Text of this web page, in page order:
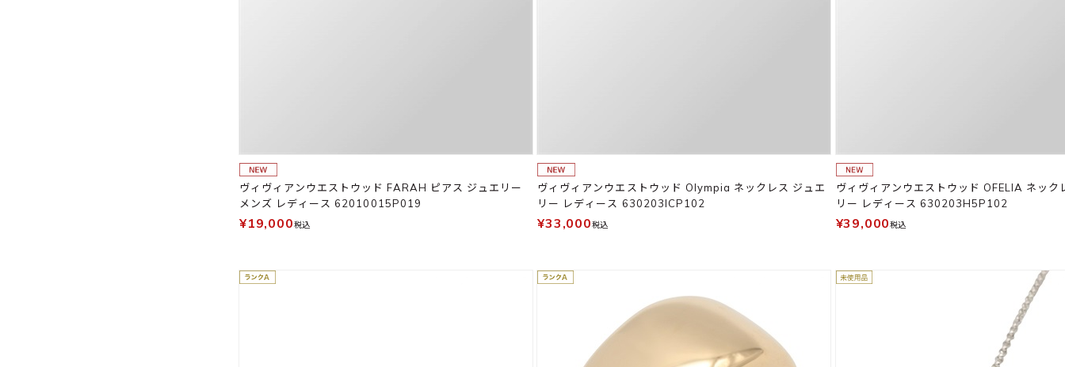
ヴィヴィアンウエストウッド FARAH ピアス ジュエリー
メンズ レディース 62010015P019
¥19,000税込
ヴィヴィアンウエストウッド Olympia ネックレス ジュエ
リー レディース 630203ICP102
¥33,000税込
ヴィヴィアンウエストウッド OFELIA ネック
リー レディース 630203H5P102
¥39,000税込